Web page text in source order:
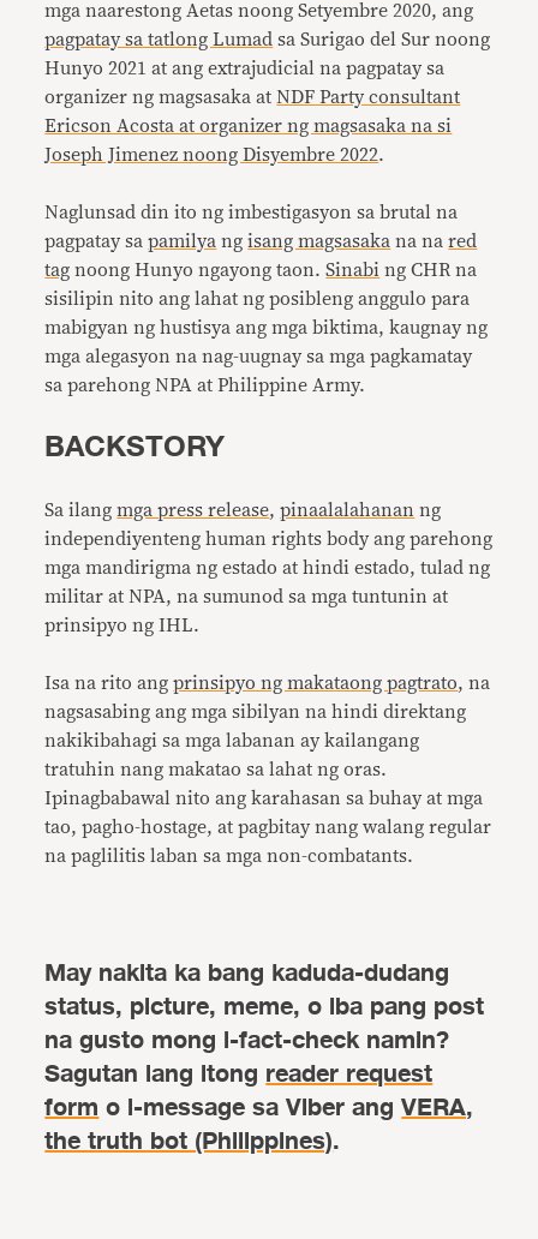
mga naarestong Aetas noong Setyembre 2020, ang
pagpatay sa tatlong Lumad sa Surigao del Sur noong
Hunyo 2021 at ang extrajudicial na pagpatay sa
organizer ng magsasaka atNDF Party consultant
Ericson Acosta at organizer ng magsasaka na si
Joseph Jimenez noong Disyembre 2022.
Naglunsad din ito ng imbestigasyon sa brutal na
pagpatay sapamilya ngisang magsasaka na nared
tag noong Hunyo ngayong taon.Sinabi ng CHR na
sisilipin nito ang lahat ng posibleng anggulo para
mabigyan ng hustisya ang mga biktima, kaugnay ng
mga alegasyon na nag-uugnay sa mga pagkamatay
sa parehong NPA at Philippine Army.
BACKSTORY
Sa ilangmga press release,pinaalalahanan ng
independiyenteng human rights body ang parehong
mga mandirigma ng estado at hindi estado, tulad ng
militar at NPA, na sumunod sa mga tuntunin at
prinsipyo ng IHL.
Isa na rito angprinsipyo ng makataong pagtrato, na
nagsasabing ang mga sibilyan na hindi direktang
nakikibahagi sa mga labanan ay kailangang
tratuhin nang makatao sa lahat ng oras.
Ipinagbabawal nito ang karahasan sa buhay at mga
tao, pagho-hostage, at pagbitay nang walang regular
na paglilitis laban sa mga non-combatants.
May nakita ka bang kaduda-dudang
status, picture, meme, o iba pang post
na gusto mong i-fact-check namin?
Sagutan lang itongreader request
formo i-message sa Viber angVERA,
the truth bot (Philippines).